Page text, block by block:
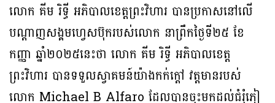
លោក គីម រិទ្ធី អភិបាលខេត្តព្រះវិហារ បានប្រកាសនៅលើ
បណ្តាញសង្គមហ្វេសប៊ុករបស់លោក នាព្រឹកថ្ងៃទី២៥ ខែ
កញ្ញា ឆ្នាំ២០២៥នេះថា លោក គីម រិទ្ធី អភិបាលខេត្ត
ព្រះវិហារ បានទទួលស្វាគមន៍យ៉ាងកក់ក្តៅ វត្តមានរបស់
លោក Michael B Alfaro ដែលបានចុះមកដល់ជំរុំភៀ